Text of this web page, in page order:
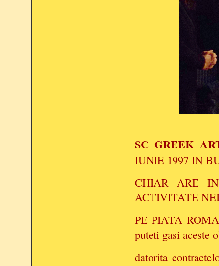
SC GREEK
IUNIE 1997 IN
CHIAR ARE
ACTIVITATE
PE PIATA
puteti gasi aceste
datorita